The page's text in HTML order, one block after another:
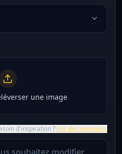
une image
d'inspiration ?Voir des exemples